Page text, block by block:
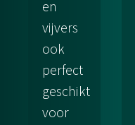
en
vijvers
ook
perfect
geschikt
voor